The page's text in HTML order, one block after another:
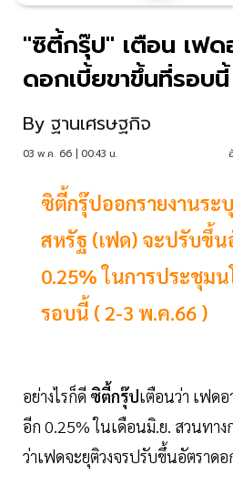
"ซิตี้กรุ๊ป" เตือน เฟด
ดอกเบี้ยขาขึ้นที่รอบนี้
By ฐานเศรษฐกิจ
03 พ.ค. 66 | 00:43 น.
ซิตี้กรุ๊ปออกรายงานระ
สหรัฐ (เฟด) จะปรับขึ้น
0.25% ในการประชุมน
รอบนี้ ( 2-3 พ.ค.66 )
อย่างไรก็ดี ซิตี้กรุ๊ปเตือนว่า เฟด
อีก 0.25% ในเดือนมิ.ย. สวนทา
ว่าเฟดจะยุติวงจรปรับขึ้นอัตราด